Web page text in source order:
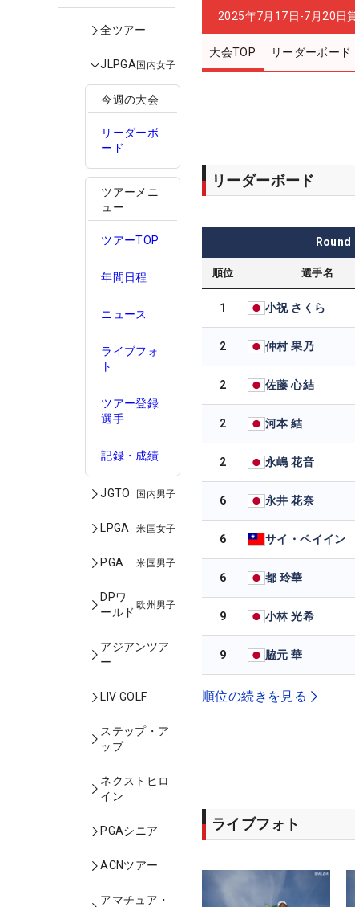
全ツアー
JLPGA国内女子
今週の大会
リーダーボ
ード
ツアーメニ
ュー
ツアーTOP
年間日程
ニュース
ライブフォ
ト
ツアー登録
選手
記録・成績
JGTO 国内男子
LPGA 米国女子
PGA 米国男子
DPワ
ールド
欧州男子
アジアンツア
ー
LIV GOLF
ステップ・ア
ップ
ネクストヒロ
イン
PGAシニア
ACNツアー
アマチュア・
2025年7月17日-7月20日
大会TOP リーダーボード
リーダーボード
Round
順位 選手名
1 小祝 さくら
2 仲村 果乃
2 佐藤 心結
2 河本 結
2 永嶋 花音
6 永井 花奈
6 サイ・ペイイン
6 都 玲華
9 小林 光希
9 脇元 華
順位の続きを見る
ライブフォト